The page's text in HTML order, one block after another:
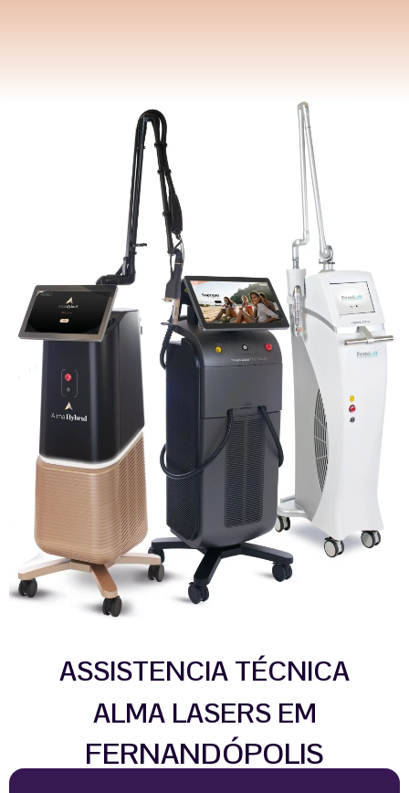
ASSISTENCIA TÉCNICA
ALMA LASERS EM
FERNANDÓPOLIS